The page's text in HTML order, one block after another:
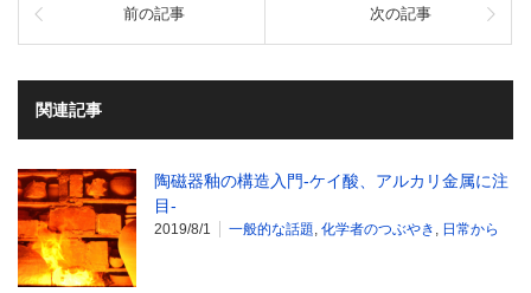
前の記事 次の記事
関連記事
陶磁器釉の構造入門-ケイ酸、アルカリ金属に注
目-
2019/8/1 一般的な話題 化学者のつぶやき 日常から